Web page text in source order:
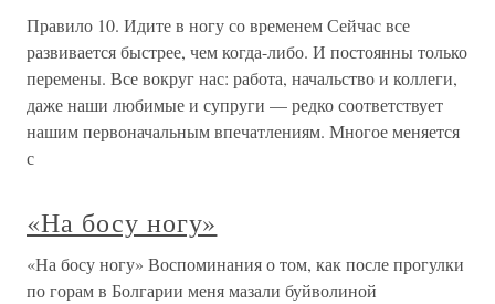
Правило 10. Идите в ногу со временем Сейчас все
развивается быстрее, чем когда-либо. И постоянны только
перемены. Все вокруг нас: работа, начальство и коллеги,
даже наши любимые и супруги — редко соответствует
нашим первоначальным впечатлениям. Многое меняется
с
«На босу ногу»
«На босу ногу» Воспоминания о том, как после прогулки
по горам в Болгарии меня мазали буйволиной